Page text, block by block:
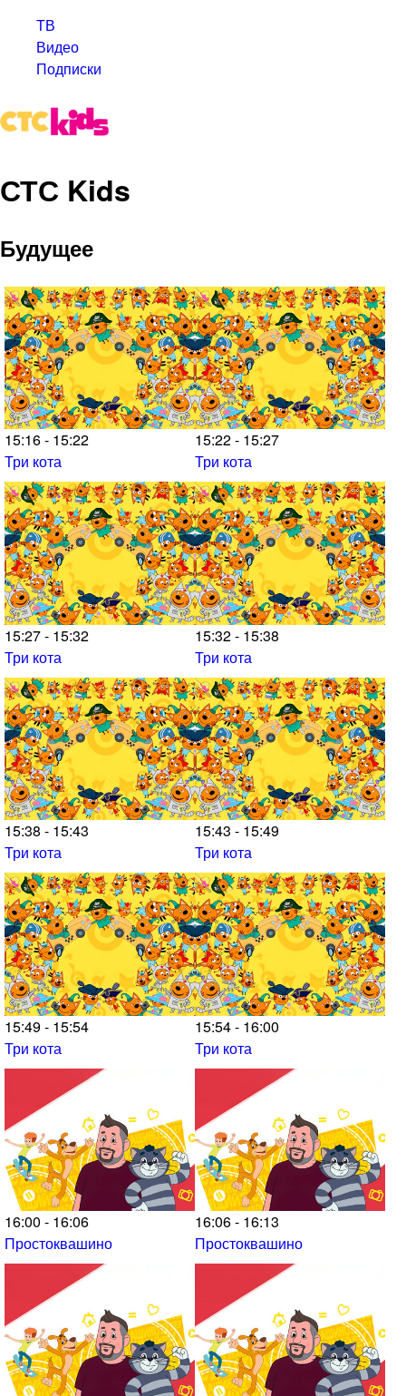
ТВ
Видео
Подписки
СТС Kids
Будущее
15:16 - 15:22
Три кота
15:22 - 15:27
Три кота
15:27 - 15:32
Три кота
15:32 - 15:38
Три кота
15:38 - 15:43
Три кота
15:43 - 15:49
Три кота
15:49 - 15:54
Три кота
15:54 - 16:00
Три кота
16:00 - 16:06
Простоквашино
16:06 - 16:13
Простоквашино